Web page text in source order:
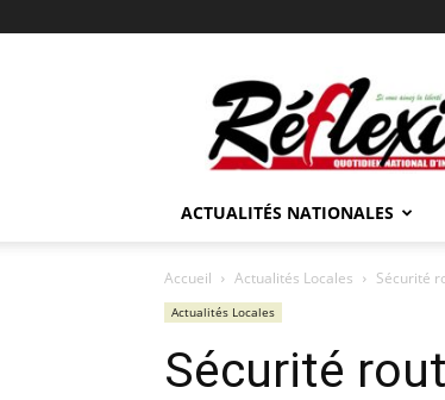
REFLEXION
ACTUALITÉS NATIONALES
Accueil Actualités Locales Sécurité
Actualités Locales
Sécurité